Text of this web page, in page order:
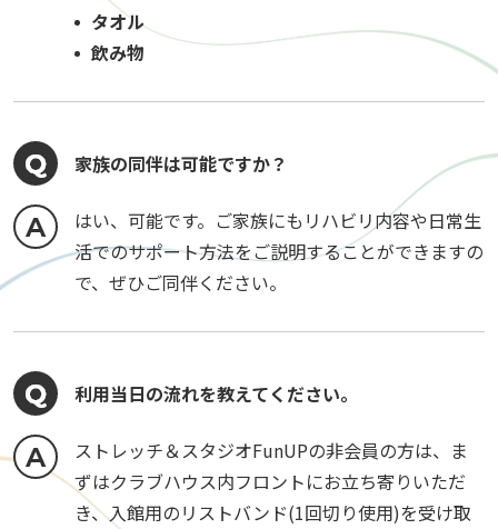
タオル
飲み物
家族の同伴は可能ですか？
はい、可能です。ご家族にもリハビリ内容や日常生
活でのサポート方法をご説明することができますの
で、ぜひご同伴ください。
利用当日の流れを教えてください。
ストレッチ＆スタジオFunUPの非会員の方は、ま
ずはクラブハウス内フロントにお立ち寄りいただ
き、入館用のリストバンド(1回切り使用)を受け取